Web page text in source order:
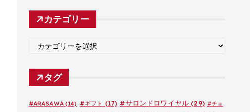
カ
イ
カテゴリー
ゴ
リ
タグ
#ARASAWA(14) #ギフト (17) #サロンドロワイヤル (29) #チョ